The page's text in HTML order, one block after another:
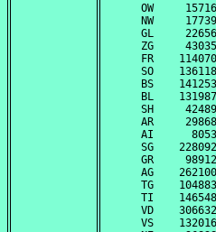
OW
NW
GL
ZG
FR
SO
BS
BL
SH
AR
AI
SG
GR
AG
TG
TI
VD
VS